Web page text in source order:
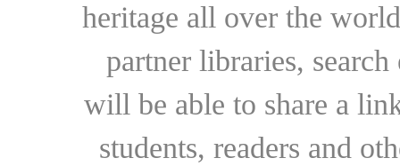
heritage all over the
partner libraries,
will be able to share a
students, readers and